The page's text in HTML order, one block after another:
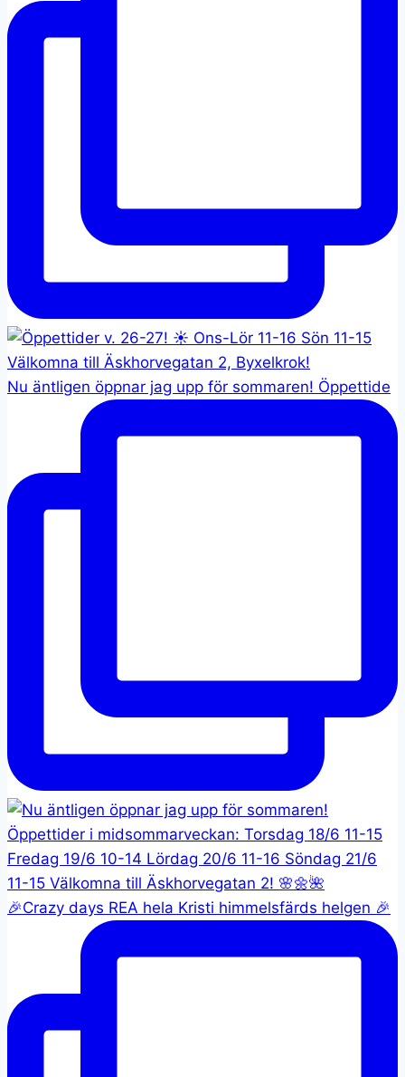
Nu äntligen öppnar jag upp för sommaren! Öppettide
🎉Crazy days REA hela Kristi himmelsfärds helgen 🎉